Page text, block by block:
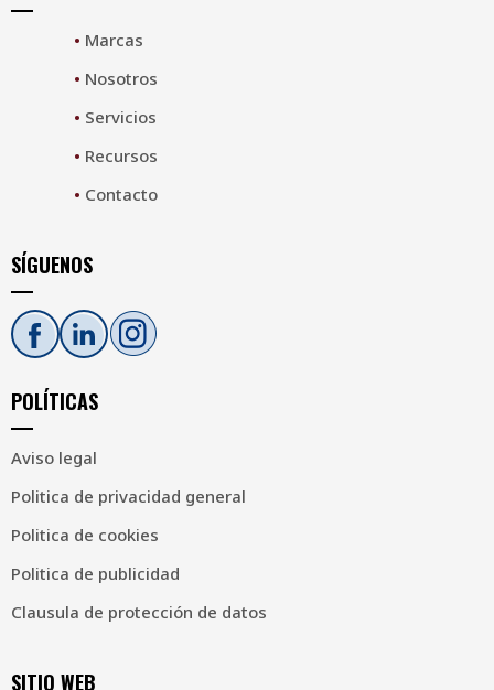
• Marcas
• Nosotros
• Servicios
• Recursos
• Contacto
SÍGUENOS
POLÍTICAS
Aviso legal
Politica de privacidad general
Politica de cookies
Politica de publicidad
Clausula de protección de datos
SITIO WEB